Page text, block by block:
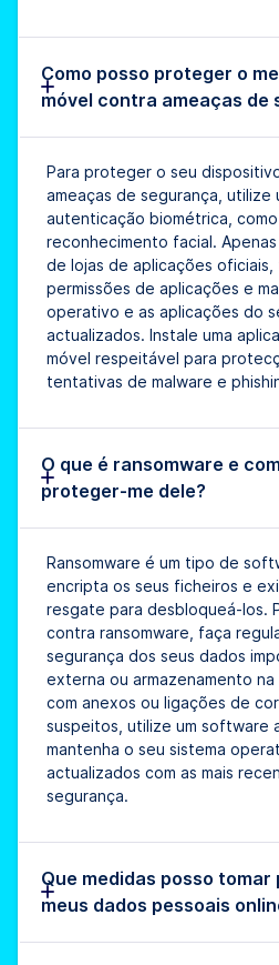
Como posso proteger o
móvel contra ameaças de
Para proteger o seu
ameaças de segurança, utilize
autenticação biométrica,
reconhecimento facial.
de lojas de aplicações oficiais,
permissões de aplicações e
operativo e as aplicações do
actualizados. Instale uma
móvel respeitável para
tentativas de malware e
O que é ransomware e
proteger-me dele?
Ransomware é um tipo de
encripta os seus ficheiros e
resgate para desbloqueá-los.
contra ransomware, faça
segurança dos seus dados
externa ou armazenamento
com anexos ou ligações de
suspeitos, utilize um software
mantenha o seu sistema
actualizados com as mais
segurança.
Que medidas posso
meus dados pessoais